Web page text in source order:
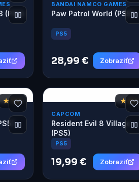
BANDAI NAMCO GAMES
Paw Patrol World (PS5)
PS5
28,99 € Zobraziť
★ 7,6 ★ 8,7
CAPCOM
Resident Evil 8 Village
(PS5)
PS5
19,99 € Zobraziť